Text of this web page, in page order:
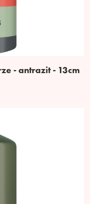
- antrazit - 13cm